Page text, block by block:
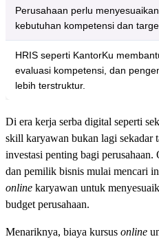
Perusahaan perlu
kebutuhan kompetensi dan
HRIS seperti KantorKu
evaluasi kompetensi, dan
lebih terstruktur.
Di era kerja serba digital seperti
skill karyawan bukan lagi sekadar
investasi penting bagi
dan pemilik bisnis mulai mencari
online karyawan untuk
budget perusahaan.
Menariknya, biaya kursus online